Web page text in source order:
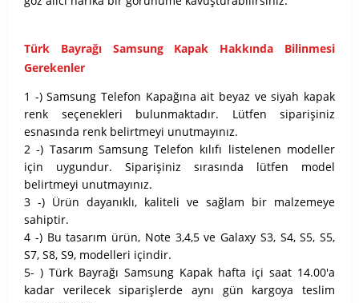
Türk Bayrağı Samsung Kapak Hakkında Bilinmesi
Gerekenler
1 -) Samsung Telefon Kapağına ait beyaz ve siyah kapak
renk seçenekleri bulunmaktadır. Lütfen siparişiniz
esnasında renk belirtmeyi unutmayınız.
2 -) Tasarım Samsung Telefon kılıfı listelenen modeller
için uygundur. Siparişiniz sırasında lütfen model
belirtmeyi unutmayınız.
3 -) Ürün dayanıklı, kaliteli ve sağlam bir malzemeye
sahiptir.
4 -) Bu tasarım ürün, Note 3,4,5 ve Galaxy S3, S4, S5, S5,
S7, S8, S9, modelleri içindir.
5- ) Türk Bayrağı Samsung Kapak hafta içi saat 14.00'a
kadar verilecek siparişlerde aynı gün kargoya teslim